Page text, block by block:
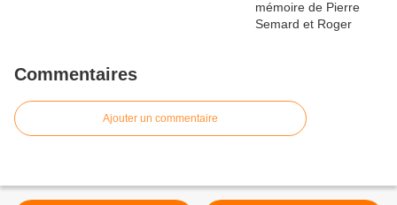
Commentaires
Ajouter un commentaire